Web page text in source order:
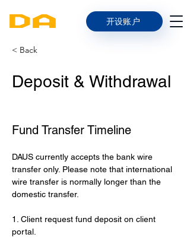
开设账户
< Back
Deposit & Withdrawal
Fund Transfer Timeline
DAUS currently accepts the bank wire
transfer only. Please note that international
wire transfer is normally longer than the
domestic transfer.
1. Client request fund deposit on client
portal.